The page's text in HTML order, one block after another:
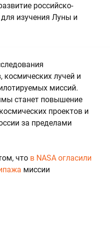
российско-
изучения Луны и
космических лучей и
миссий.
станет повышение
проектов и
за пределами
что в NASA огласили
миссии